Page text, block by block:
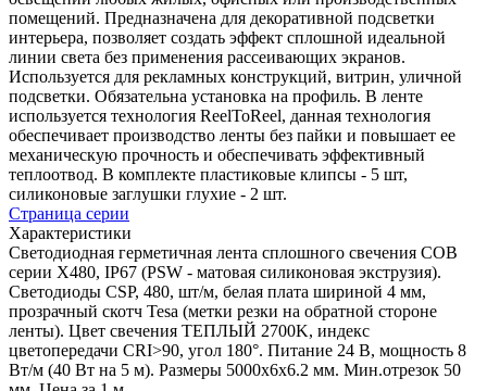
помещений. Предназначена для декоративной подсветки
интерьера, позволяет создать эффект сплошной идеальной
линии света без применения рассеивающих экранов.
Используется для рекламных конструкций, витрин, уличной
подсветки. Обязательна установка на профиль. В ленте
используется технология ReelToReel, данная технология
обеспечивает производство ленты без пайки и повышает ее
механическую прочность и обеспечивать эффективный
теплоотвод. В комплекте пластиковые клипсы - 5 шт,
силиконовые заглушки глухие - 2 шт.
Страница серии
Характеристики
Светодиодная герметичная лента сплошного свечения COB
серии X480, IP67 (PSW - матовая силиконовая экструзия).
Светодиоды CSP, 480, шт/м, белая плата шириной 4 мм,
прозрачный скотч Tesa (метки резки на обратной стороне
ленты). Цвет свечения ТЕПЛЫЙ 2700K, индекс
цветопередачи CRI>90, угол 180°. Питание 24 В, мощность 8
Вт/м (40 Вт на 5 м). Размеры 5000х6х6.2 мм. Мин.отрезок 50